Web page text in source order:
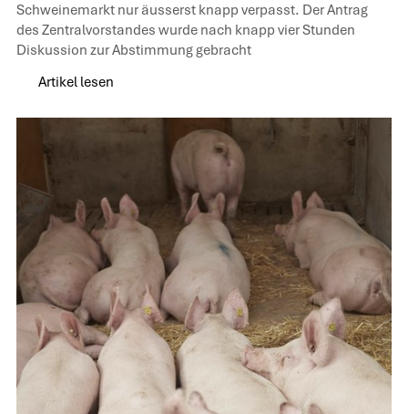
Schweinemarkt nur äusserst knapp verpasst. Der Antrag
des Zentralvorstandes wurde nach knapp vier Stunden
Diskussion zur Abstimmung gebracht
Artikel lesen